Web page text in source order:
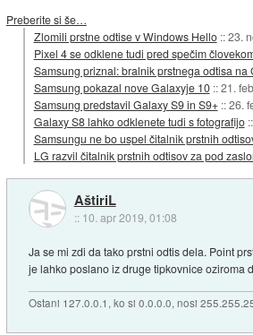
Preberite si še…
Zlomili prstne odtise v Windows Hello ::23.
Pixel 4 se odklene tudi pred spečim
Samsung priznal: bralnik prstnega odtisa
Samsung pokazal nove Galaxyje 10 ::21.
Samsung predstavil Galaxy S9 in S9+ ::26.
Galaxy S8 lahko odklenete tudi s fotografijo ::
Samsungu ne bo uspel čitalnik prstnih
LG razvil čitalnik prstnih odtisov za pod
AštiriL
:: 10. apr 2019, 01:08
Ja se mi zdi da tako prstni odtis dela. Point
je lahko poslano iz druge tipkovnice oziroma
Ostani 127.0.0.1, ko si 0.0.0.0, nosi